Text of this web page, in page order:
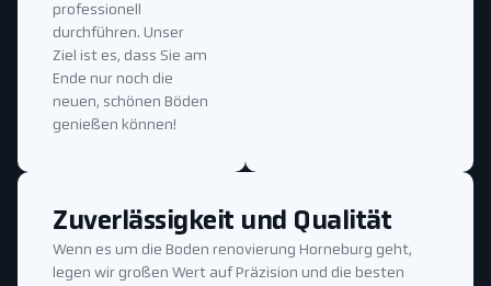
professionell
durchführen. Unser
Ziel ist es, dass Sie am
Ende nur noch die
neuen, schönen Böden
genießen können!
Zuverlässigkeit und Qualität
Wenn es um die Boden renovierung Horneburg geht,
legen wir großen Wert auf Präzision und die besten